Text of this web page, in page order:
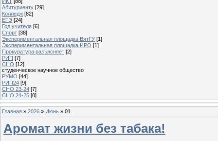
Абитуриенту [29]
Колледж [82]
ЕГЭ [24]
Год учителя [6]
Спорт [38]
Экспериментальная площадка ВятГУ [1]
Экспериментальная площадка ИРО [1]
Прокуратура разъясняет [2]
РИП [7]
СНО [12]
студенческое научное общество
РУМО [44]
РИП24 [9]
СНО 23-24 [7]
СНО 24-25 [0]
Главная » 2026 » Июнь » 01
Аромат жизни без табака!